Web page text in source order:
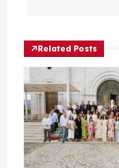
c
a
o
Related Posts